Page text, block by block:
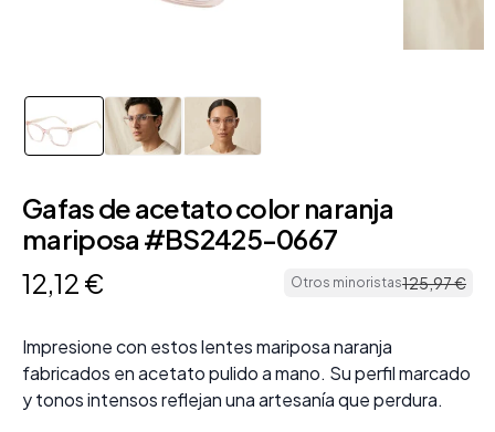
Gafas de acetato color naranja
mariposa #BS2425-0667
12,12 € Otros minoristas125,97€
Impresione con estos lentes mariposa naranja
fabricados en acetato pulido a mano. Su perfil marcado
y tonos intensos reflejan una artesanía que perdura.